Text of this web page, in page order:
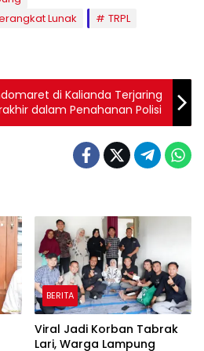
Lunak
TRPL
di Kalianda Terjaring
dalam Penahanan Polisi
BERITA
Viral Jadi Korban Tabrak
Lari, Warga Lampung